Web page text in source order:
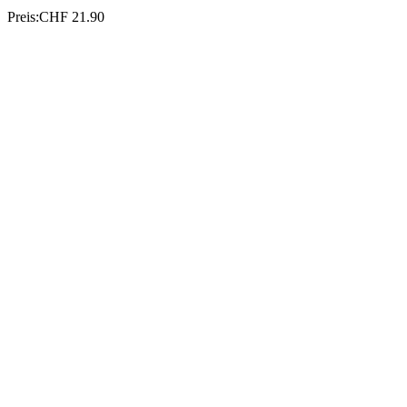
Preis:CHF 21.90